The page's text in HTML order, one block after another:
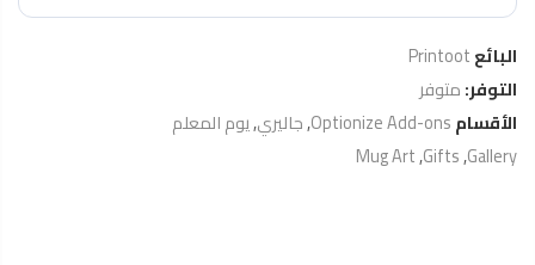
البائعPrintoot
التوفر:متوفر
الأقسامOptionize Add-ons
,جاليري,يوم المعلم
Gallery
,
Gifts
,
Mug Art